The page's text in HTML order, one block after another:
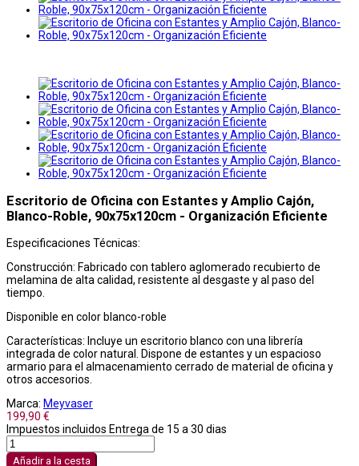
Escritorio de Oficina con Estantes y Amplio Cajón,
Blanco-Roble, 90x75x120cm - Organización Eficiente
Especificaciones Técnicas:
Construcción: Fabricado con tablero aglomerado recubierto de
melamina de alta calidad, resistente al desgaste y al paso del
tiempo.
Disponible en color blanco-roble
Características: Incluye un escritorio blanco con una librería
integrada de color natural. Dispone de estantes y un espacioso
armario para el almacenamiento cerrado de material de oficina y
otros accesorios.
Marca: Meyvaser
199,90 €
Impuestos incluidos Entrega de 15 a 30 dias
Añadir a la cesta